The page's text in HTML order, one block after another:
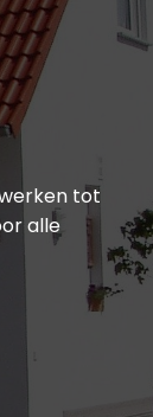
tot
alle